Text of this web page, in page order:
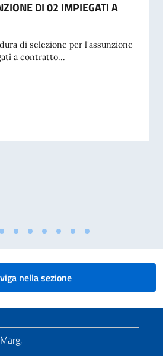
DI 02 IMPIEGATI A
di selezione per l'assunzione
a contratto...
DI 02 IMPIEGATI A CONTRATTO
nella sezione